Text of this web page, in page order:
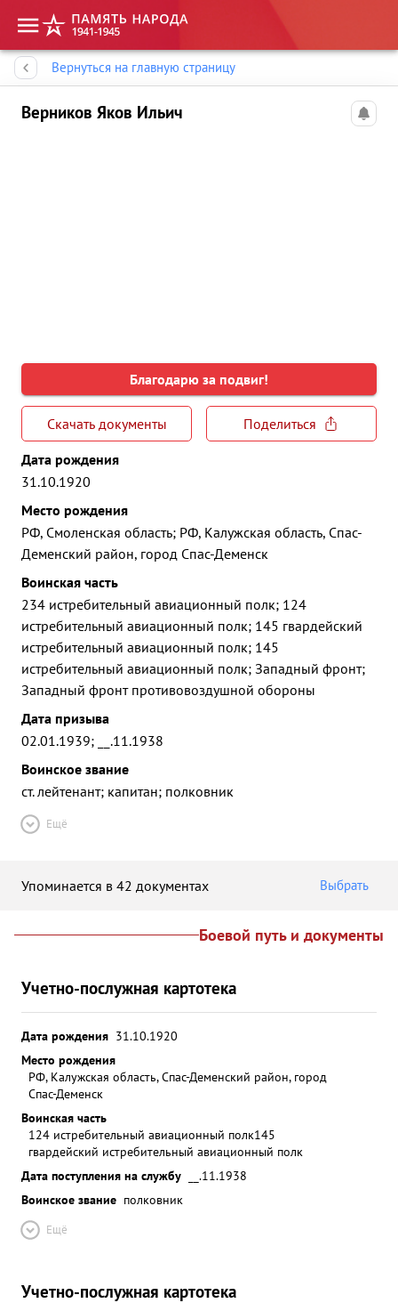
Вернуться на главную страницу
Верников Яков Ильич
Благодарю за подвиг!
Скачать документы
Поделиться
Дата рождения
31.10.1920
Место рождения
РФ, Смоленская область; РФ, Калужская область, Спас-
Деменский район, город Спас-Деменск
Воинская часть
234 истребительный авиационный полк; 124
истребительный авиационный полк; 145 гвардейский
истребительный авиационный полк; 145
истребительный авиационный полк; Западный фронт;
Западный фронт противовоздушной обороны
Дата призыва
02.01.1939; __.11.1938
Воинское звание
ст. лейтенант; капитан; полковник
Ещё
Упоминается в 42 документах Выбрать
Боевой путь и документы
Учетно-послужная картотека
Дата рождения 31.10.1920
Место рождения
РФ, Калужская область, Спас-Деменский район, город
Спас-Деменск
Воинская часть
124 истребительный авиационный полк145
гвардейский истребительный авиационный полк
Дата поступления на службу
__.11.1938
Воинское звание полковник
Ещё
Учетно-послужная картотека
Память народа